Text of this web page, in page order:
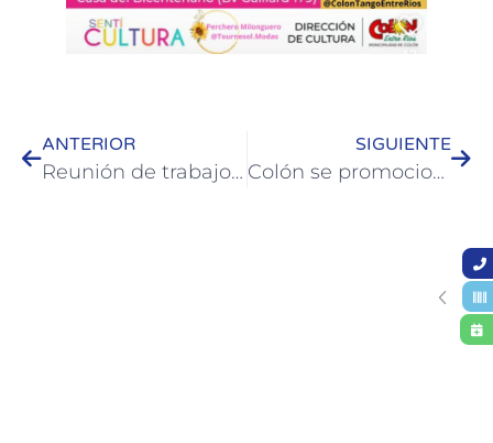
ANTERIOR
Reunión de trabajo para fortalecer la inserción laboral de personas con discapacidad
SIGUIENTE
Colón se promociona en las fiestas nacionales de la región